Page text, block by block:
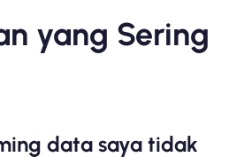
yang Sering
data saya tidak